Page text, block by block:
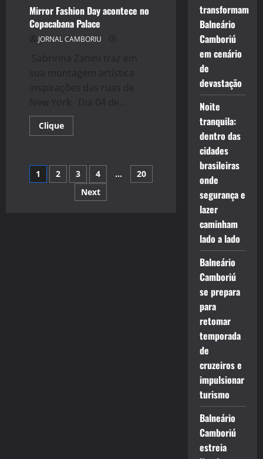
Mirror Fashion Day acontece no
Copacabana Palace
JORNAL CAMBORIU
Sabrinna Zanini traz em
sua montagem artística
inspirações das ruas de
New York Dia 04 de...
CliqueRead
more
Day
acontece
no
Copacabana
Palace
Navegação
1 2 3 4 …
20
Next
transformam
Balneário
Camboriú
em cenário
de
devastação
Noite
tranquila:
dentro das
cidades
brasileiras
onde
segurança e
lazer
caminham
lado a lado
Balneário
Camboriú
se prepara
para
retomar
temporada
de
cruzeiros e
impulsionar
turismo
Balneário
Camboriú
estreia